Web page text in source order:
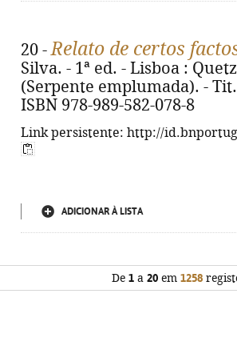
20 -Relato de certos
Silva. - 1ª ed. - Lisboa :
(Serpente emplumada). -
ISBN 978-989-582-078-8
Link persistente: http://
ADICIONAR À LISTA
De 1a 20em 1258